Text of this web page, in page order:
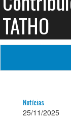
TATHO
Notícias
25/11/2025